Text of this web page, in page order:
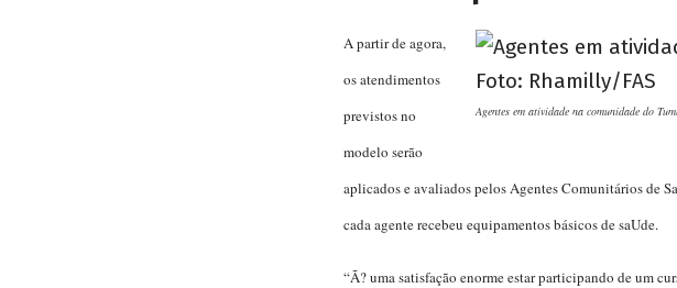
Agentes em atividade na comunidade do
A partir de agora,
os atendimentos
previstos no
modelo serão
aplicados e avaliados pelos Agentes Comunitários de
cada agente recebeu equipamentos básicos de saUde.
“Ã? uma satisfação enorme estar participando de um